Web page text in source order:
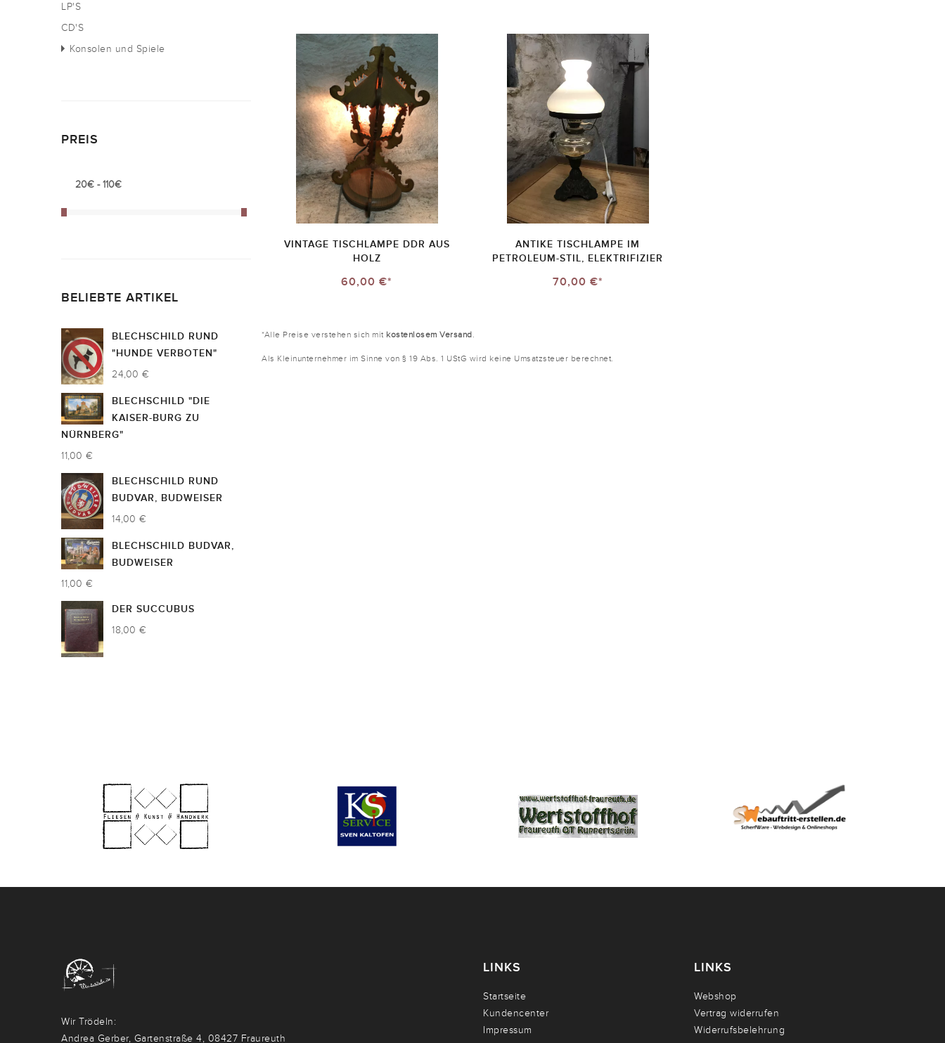
LP'S
CD'S
Konsolen und Spiele
PREIS
BELIEBTE ARTIKEL
BLECHSCHILD RUND
"HUNDE VERBOTEN"
24,00 €
BLECHSCHILD "DIE
KAISER-BURG ZU
NÜRNBERG"
11,00 €
BLECHSCHILD RUND
BUDVAR, BUDWEISER
14,00 €
BLECHSCHILD BUDVAR,
BUDWEISER
11,00 €
DER SUCCUBUS
18,00 €
VINTAGE TISCHLAMPE DDR AUS
HOLZ
60,00 €*
ANTIKE TISCHLAMPE IM
PETROLEUM-STIL, ELEKTRIFIZIER
70,00 €*
*Alle Preise verstehen sich mit kostenlosem Versand.
Als Kleinunternehmer im Sinne von § 19 Abs. 1 UStG wird keine Umsatzsteuer berechnet.
Wir Trödeln:
Andrea Gerber, Gartenstraße 4, 08427 Fraureuth
LINKS
Startseite
Kundencenter
Impressum
LINKS
Webshop
Vertrag widerrufen
Widerrufsbelehrung